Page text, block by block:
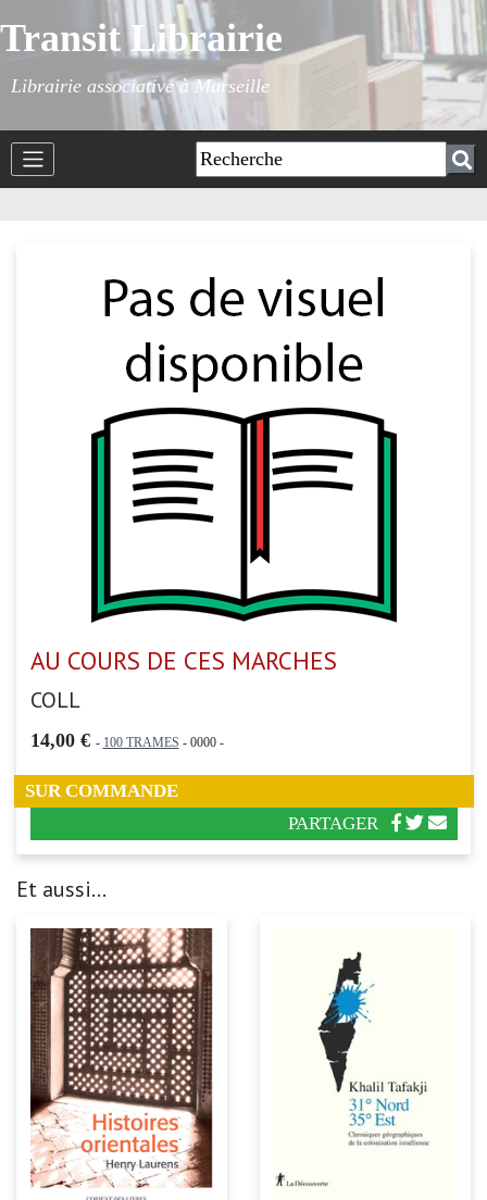
Transit Librairie
Librairie associative à Marseille
AU COURS DE CES MARCHES
COLL
14,00 € - 100 TRAMES - 0000 -
SUR COMMANDE
PARTAGER
Et aussi...